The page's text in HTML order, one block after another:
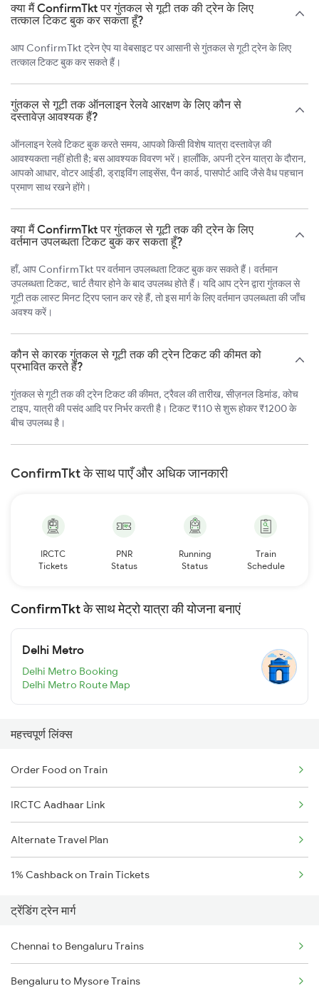
क्या मैं ConfirmTkt पर गुंतकल से गूटी तक की ट्रेन के लिए
तत्काल टिकट बुक कर सकता हूँ?
आप ConfirmTkt ट्रेन ऐप या वेबसाइट पर आसानी से गुंतकल से गूटी ट्रेन के लिए
तत्काल टिकट बुक कर सकते हैं।
गुंतकल से गूटी तक ऑनलाइन रेलवे आरक्षण के लिए कौन से
दस्तावेज़ आवश्यक हैं?
ऑनलाइन रेलवे टिकट बुक करते समय, आपको किसी विशेष यात्रा दस्तावेज़ की
आवश्यकता नहीं होती है; बस आवश्यक विवरण भरें। हालाँकि, अपनी ट्रेन यात्रा के दौरान,
आपको आधार, वोटर आईडी, ड्राइविंग लाइसेंस, पैन कार्ड, पासपोर्ट आदि जैसे वैध पहचान
प्रमाण साथ रखने होंगे।
क्या मैं ConfirmTkt पर गुंतकल से गूटी तक की ट्रेन के लिए
वर्तमान उपलब्धता टिकट बुक कर सकता हूँ?
हाँ, आप ConfirmTkt पर वर्तमान उपलब्धता टिकट बुक कर सकते हैं। वर्तमान
उपलब्धता टिकट, चार्ट तैयार होने के बाद उपलब्ध होते हैं। यदि आप ट्रेन द्वारा गुंतकल से
गूटी तक लास्ट मिनट ट्रिप प्लान कर रहे हैं, तो इस मार्ग के लिए वर्तमान उपलब्धता की जाँच
अवश्य करें।
कौन से कारक गुंतकल से गूटी तक की ट्रेन टिकट की कीमत को
प्रभावित करते हैं?
गुंतकल से गूटी तक की ट्रेन टिकट की कीमत, ट्रैवल की तारीख, सीज़नल डिमांड, कोच
टाइप, यात्री की पसंद आदि पर निर्भर करती है। टिकट ₹110 से शुरू होकर ₹1200 के
बीच उपलब्ध है।
ConfirmTkt के साथ पाएँ और अधिक जानकारी
IRCTC
Tickets
PNR
Status
Running
Status
Train
Schedule
ConfirmTkt के साथ मेट्रो यात्रा की योजना बनाएं
Delhi Metro
Delhi Metro Booking
Delhi Metro Route Map
महत्त्वपूर्ण लिंक्स
Order Food on Train
IRCTC Aadhaar Link
Alternate Travel Plan
1% Cashback on Train Tickets
ट्रेंडिंग ट्रेन मार्ग
Chennai to Bengaluru Trains
Bengaluru to Mysore Trains